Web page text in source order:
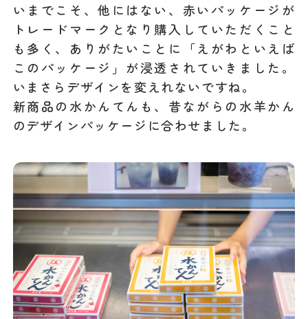
いまでこそ、他にはない、赤いパッケージが
トレードマークとなり購入していただくこと
も多く、ありがたいことに「えがわといえば
このパッケージ」が浸透されていきました。
いまさらデザインを変えれないですね。
新商品の水かんてんも、昔ながらの水羊かん
のデザインパッケージに合わせました。